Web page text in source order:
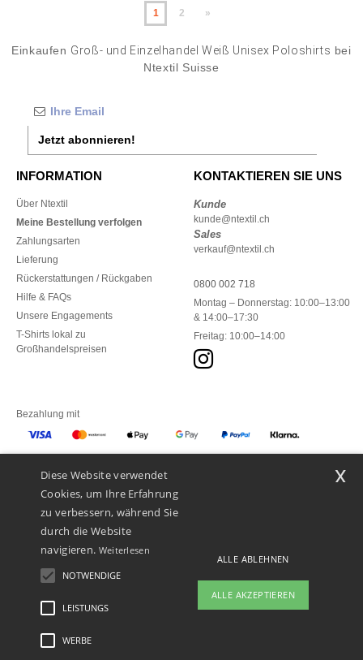
1 2 »
Einkaufen Groß- und Einzelhandel Weiß Unisex Poloshirts bei
Ntextil Suisse
Jetzt abonnieren!
INFORMATION
Über Ntextil
Meine Bestellung verfolgen
Zahlungsarten
Lieferung
Rückerstattungen / Rückgaben
Hilfe & FAQs
Unsere Engagements
T-Shirts lokal zu
Großhandelspreisen
KONTAKTIEREN SIE UNS
Kunde
kunde@ntextil.ch
Sales
verkauf@ntextil.ch
0800 002 718
Montag – Donnerstag: 10:00–13:00
& 14:00–17:30
Freitag: 10:00–14:00
Bezahlung mit
Unsere Paketzusteller
Rechtliche Hinweise
Diese Website verwendet
Cookies, um Ihre Erfahrung
zu verbessern, während Sie
durch die Website
navigieren. Weiterlesen
NOTWENDIGE
LEISTUNGS
WERBE
ALLE ABLEHNEN
ALLE AKZEPTIEREN
x